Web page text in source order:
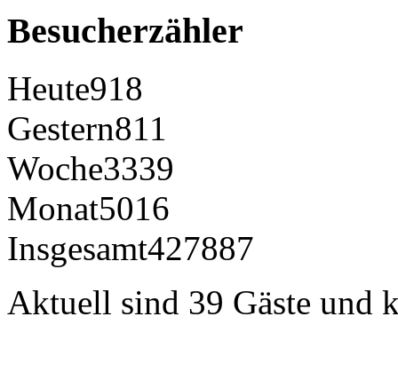
Besucherzähler
Heute918
Gestern811
Woche3339
Monat5016
Insgesamt427887
Aktuell sind 39 Gäste und